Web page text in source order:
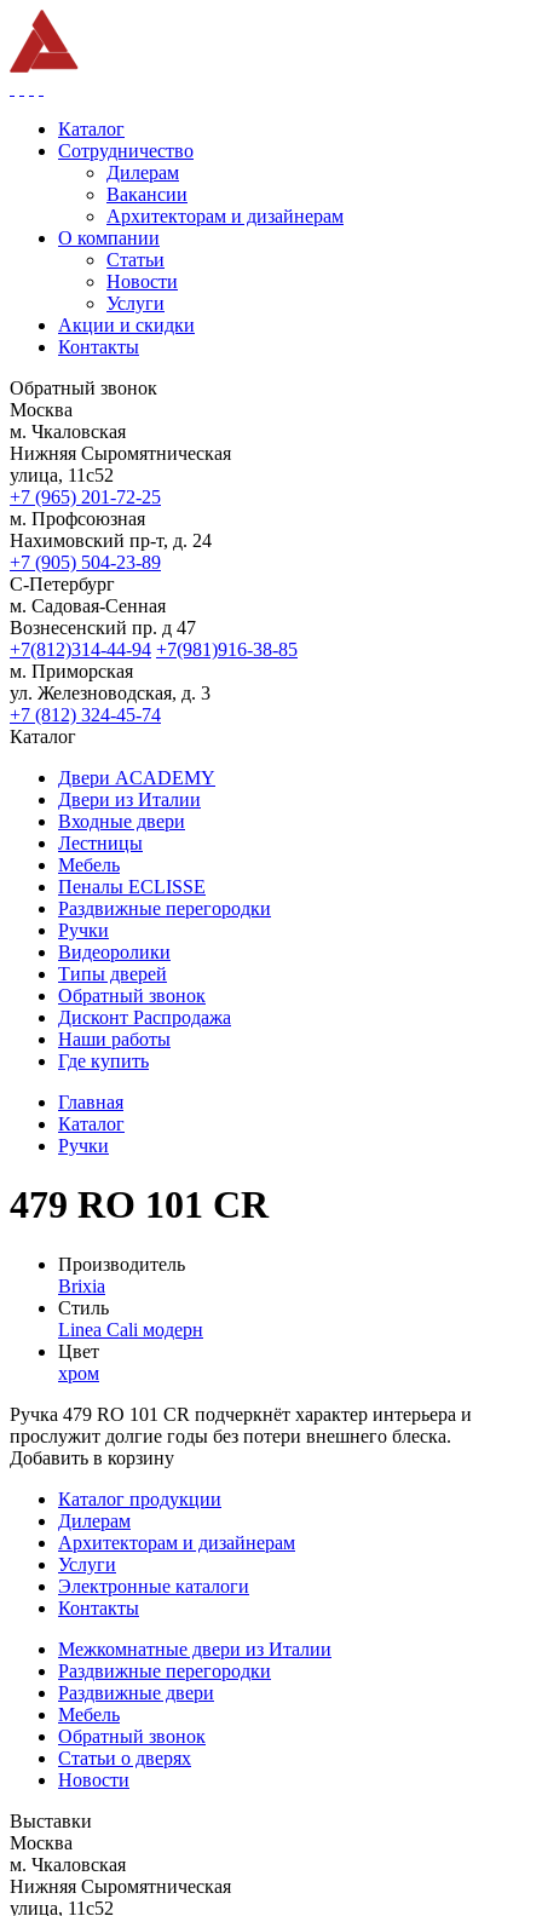
Каталог
Сотрудничество
Дилерам
Вакансии
Архитекторам и дизайнерам
О компании
Статьи
Новости
Услуги
Акции и скидки
Контакты
Обратный звонок
Москва
м. Чкаловская
Нижняя Сыромятническая
улица, 11с52
+7 (965) 201-72-25
м. Профсоюзная
Нахимовский пр-т, д. 24
+7 (905) 504-23-89
С-Петербург
м. Садовая-Сенная
Вознесенский пр. д 47
+7(812)314-44-94 +7(981)916-38-85
м. Приморская
ул. Железноводская, д. 3
+7 (812) 324-45-74
Каталог
Двери ACADEMY
Двери из Италии
Входные двери
Лестницы
Мебель
Пеналы ECLISSE
Раздвижные перегородки
Ручки
Видеоролики
Типы дверей
Обратный звонок
Дисконт Распродажа
Наши работы
Где купить
Главная
Каталог
Ручки
479 RO 101 CR
Производитель
Brixia
Стиль
Linea Cali модерн
Цвет
хром
Ручка 479 RO 101 CR подчеркнёт характер интерьера и
прослужит долгие годы без потери внешнего блеска.
Добавить в корзину
Каталог продукции
Дилерам
Архитекторам и дизайнерам
Услуги
Электронные каталоги
Контакты
Межкомнатные двери из Италии
Раздвижные перегородки
Раздвижные двери
Мебель
Обратный звонок
Статьи о дверях
Новости
Выставки
Москва
м. Чкаловская
Нижняя Сыромятническая
улица, 11с52